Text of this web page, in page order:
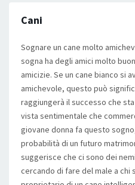
Cani
Sognare un cane molto
sogna ha degli amici molto
amicizie. Se un cane bianco si
amichevole, questo può
raggiungerà il successo che
vista sentimentale che
giovane donna fa questo
probabilità di un futuro
suggerisce che ci sono dei
cercando di fare del male a chi